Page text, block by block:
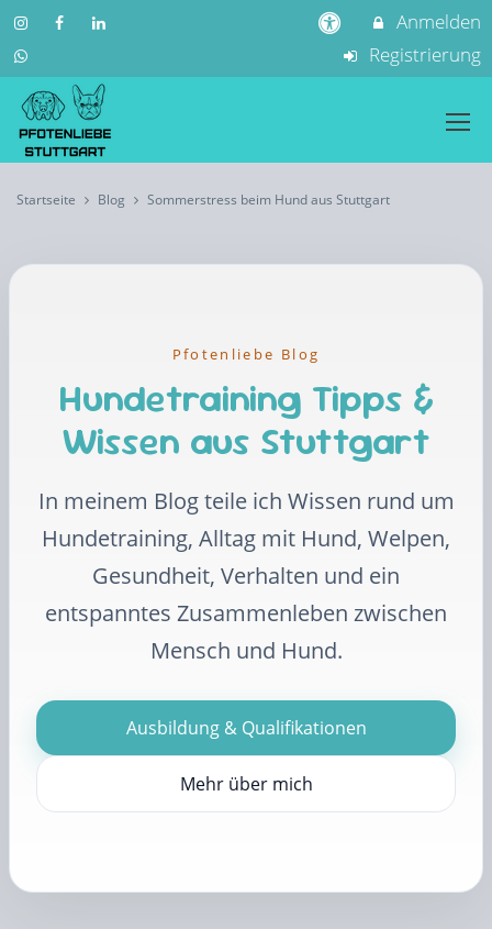
Anmelden
Registrierung
Startseite Blog Sommerstress beim Hund aus Stuttgart
Pfotenliebe Blog
Hundetraining Tipps &
Wissen aus Stuttgart
In meinem Blog teile ich Wissen rund um
Hundetraining, Alltag mit Hund, Welpen,
Gesundheit, Verhalten und ein
entspanntes Zusammenleben zwischen
Mensch und Hund.
Ausbildung & Qualifikationen
Mehr über mich